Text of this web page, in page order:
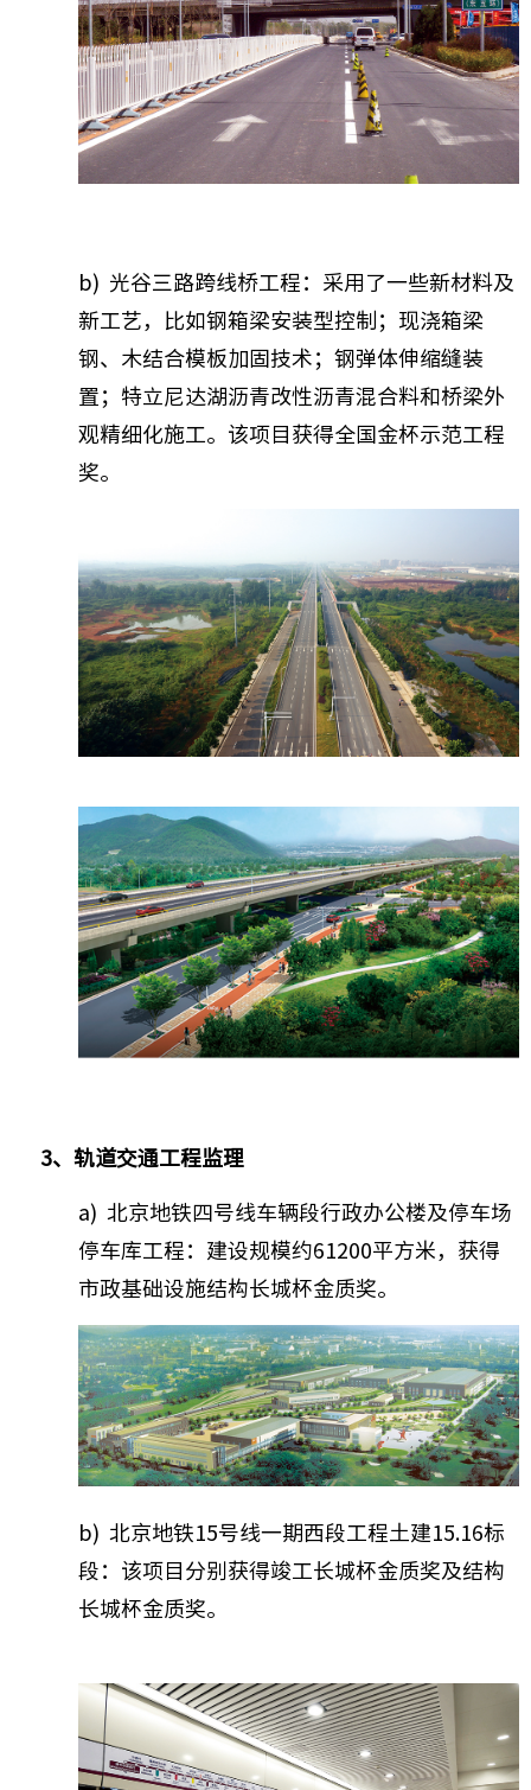
b) 光谷三路跨线桥工程：采用了一些新材料及
新工艺，比如钢箱梁安装型控制；现浇箱梁
钢、木结合模板加固技术；钢弹体伸缩缝装
置；特立尼达湖沥青改性沥青混合料和桥梁外
观精细化施工。该项目获得全国金杯示范工程
奖。
3、轨道交通工程监理
a) 北京地铁四号线车辆段行政办公楼及停车场
停车库工程：建设规模约61200平方米，获得
市政基础设施结构长城杯金质奖。
b) 北京地铁15号线一期西段工程土建15.16标
段：该项目分别获得竣工长城杯金质奖及结构
长城杯金质奖。